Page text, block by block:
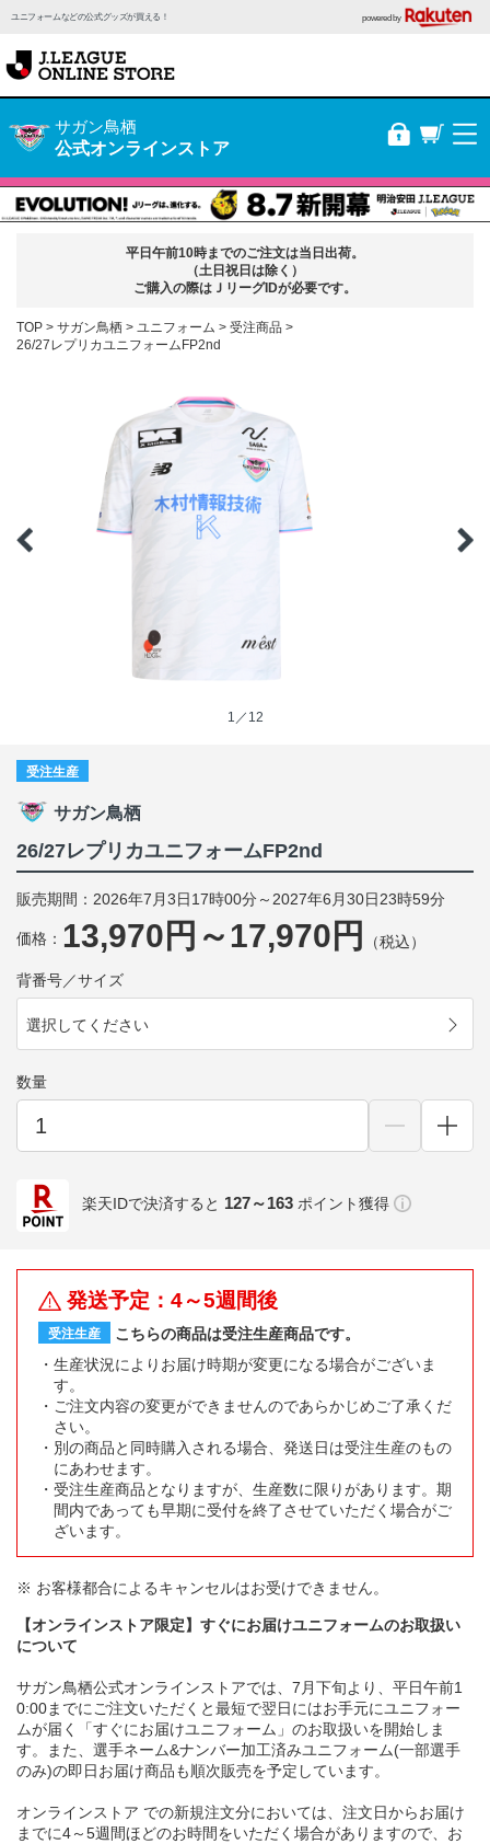
ユニフォームなどの公式グッズが買える！ powered by
サガン鳥栖
公式オンラインストア
平日午前10時までのご注文は当日出荷。
（土日祝日は除く）
ご購入の際はＪリーグIDが必要です。
TOP サガン鳥栖 ユニフォーム
受注商品
26/27レプリカユニフォームFP2nd
1／12
受注生産
サガン鳥栖
26/27レプリカユニフォームFP2nd
販売期間：2026年7月3日17時00分～2027年6月30日23時59分
価格： 13,970円～17,970円 （税込）
背番号／サイズ
選択してください
数量
楽天IDで決済すると 127～163 ポイント獲得
発送予定：4～5週間後
受注生産
こちらの商品は受注生産商品です。
生産状況によりお届け時期が変更になる場合がございま
す。
ご注文内容の変更ができませんのであらかじめご了承くだ
さい。
別の商品と同時購入される場合、発送日は受注生産のもの
にあわせます。
受注生産商品となりますが、生産数に限りがあります。期
間内であっても早期に受付を終了させていただく場合がご
ざいます。
※ お客様都合によるキャンセルはお受けできません。
【オンラインストア限定】すぐにお届けユニフォームのお取扱い
について
サガン鳥栖公式オンラインストアでは、7月下旬より、平日午前1
0:00までにご注文いただくと最短で翌日にはお手元にユニフォー
ムが届く「すぐにお届けユニフォーム」のお取扱いを開始しま
す。また、選手ネーム&ナンバー加工済みユニフォーム(一部選手
のみ)の即日お届け商品も順次販売を予定しています。
オンラインストア での新規注文分においては、注文日からお届け
までに4～5週間ほどのお時間をいただく場合がありますので、お